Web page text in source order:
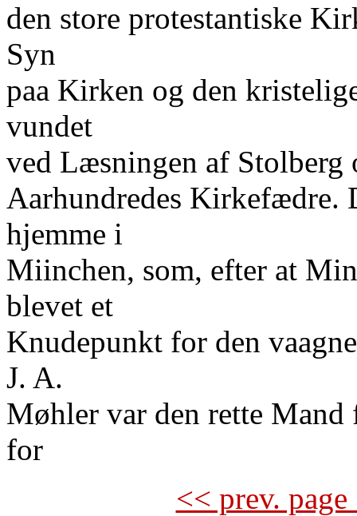
den store protestantiske
Syn
paa Kirken og den
vundet
ved Læsningen af Stolberg
Aarhundredes Kirkefædre.
hjemme i
Miinchen, som, efter at
blevet et
Knudepunkt for den
J. A.
Møhler var den rette
for
<< prev.